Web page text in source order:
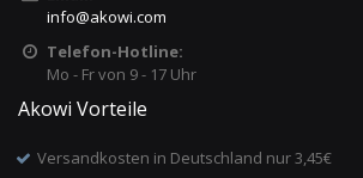
info@akowi.com
Telefon-Hotline:
Mo - Fr von 9 - 17 Uhr
Akowi Vorteile
Versandkosten in Deutschland nur 3,45€